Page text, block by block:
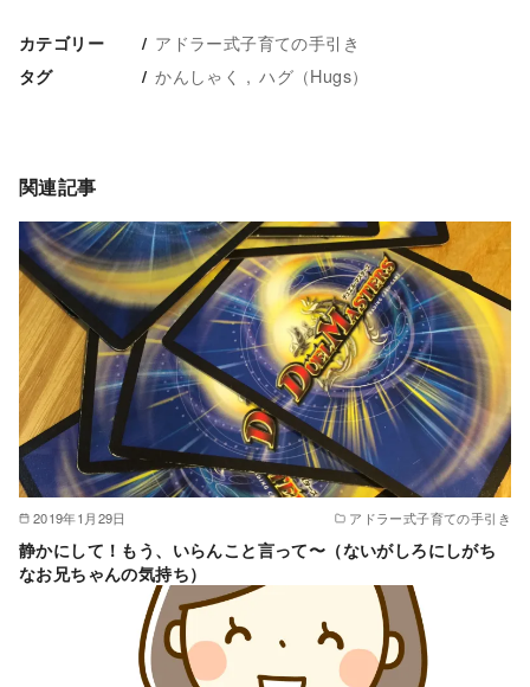
カテゴリー アドラー式子育ての手引き
タグ かんしゃく ハグ（Hugs）
関連記事
2019年1月29日 アドラー式子育ての手引き
静かにして！もう、いらんこと言って〜（ないがしろにしがち
なお兄ちゃんの気持ち）